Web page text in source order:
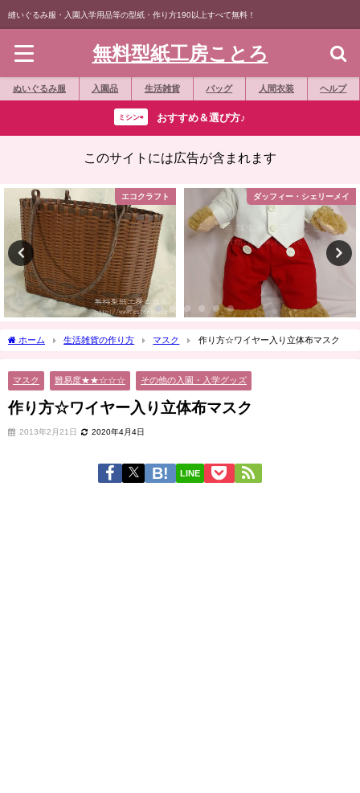
縫いぐるみ服・入園入学用品等の型紙・作り方190以上すべて無料！
無料型紙工房ことろ
ぬいぐるみ服 入園品 生活雑貨 バッグ 人間衣装 ヘルプ
ミシン⇨ おすすめ＆選び方♪
このサイトには広告が含まれます
エコクラフト ダッフィー・シェリーメイ
ホーム 生活雑貨の作り方 マスク 作り方☆ワイヤー入り立体布マスク
マスク 難易度★★☆☆☆ その他の入園・入学グッズ
作り方☆ワイヤー入り立体布マスク
2013年2月21日 2020年4月4日
LINE